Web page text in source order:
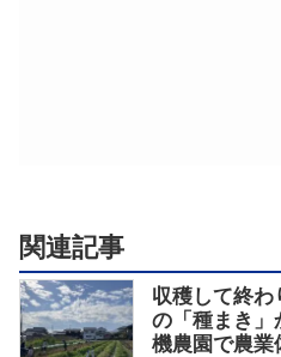
関連記事
収穫して終
の「種まき
機農園で農業